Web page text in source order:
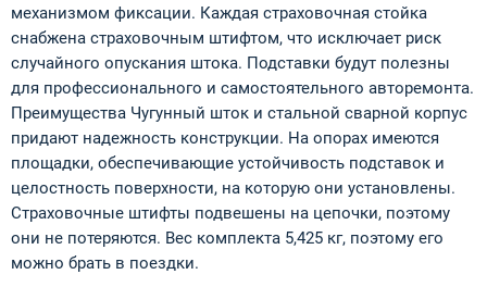
механизмом фиксации. Каждая страховочная стойка
снабжена страховочным штифтом, что исключает риск
случайного опускания штока. Подставки будут полезны
для профессионального и самостоятельного авторемонта.
Преимущества Чугунный шток и стальной сварной корпус
придают надежность конструкции. На опорах имеются
площадки, обеспечивающие устойчивость подставок и
целостность поверхности, на которую они установлены.
Страховочные штифты подвешены на цепочки, поэтому
они не потеряются. Вес комплекта 5,425 кг, поэтому его
можно брать в поездки.